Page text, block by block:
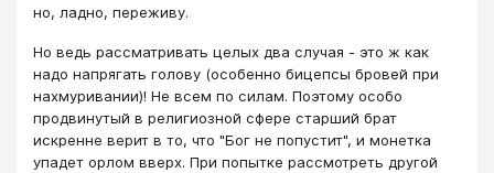
но, ладно, переживу.
Но ведь рассматривать целых два случая - это ж как
надо напрягать голову (особенно бицепсы бровей при
нахмуривании)! Не всем по силам. Поэтому особо
продвинутый в религиозной сфере старший брат
искренне верит в то, что "Бог не попустит", и монетка
упадет орлом вверх. При попытке рассмотреть другой